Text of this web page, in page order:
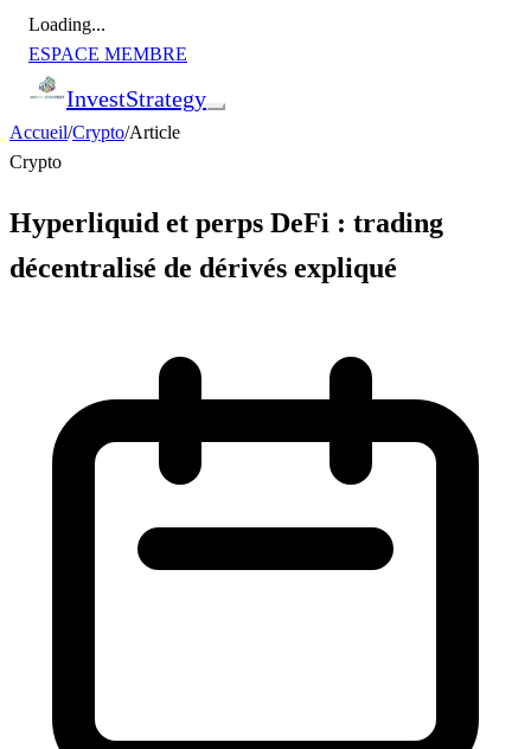
Loading...
ESPACE MEMBRE
InvestStrategy
Accueil/Crypto/Article
Crypto
Hyperliquid et perps DeFi : trading
décentralisé de dérivés expliqué